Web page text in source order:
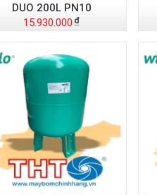
DUO 200L PN10
15.930.000